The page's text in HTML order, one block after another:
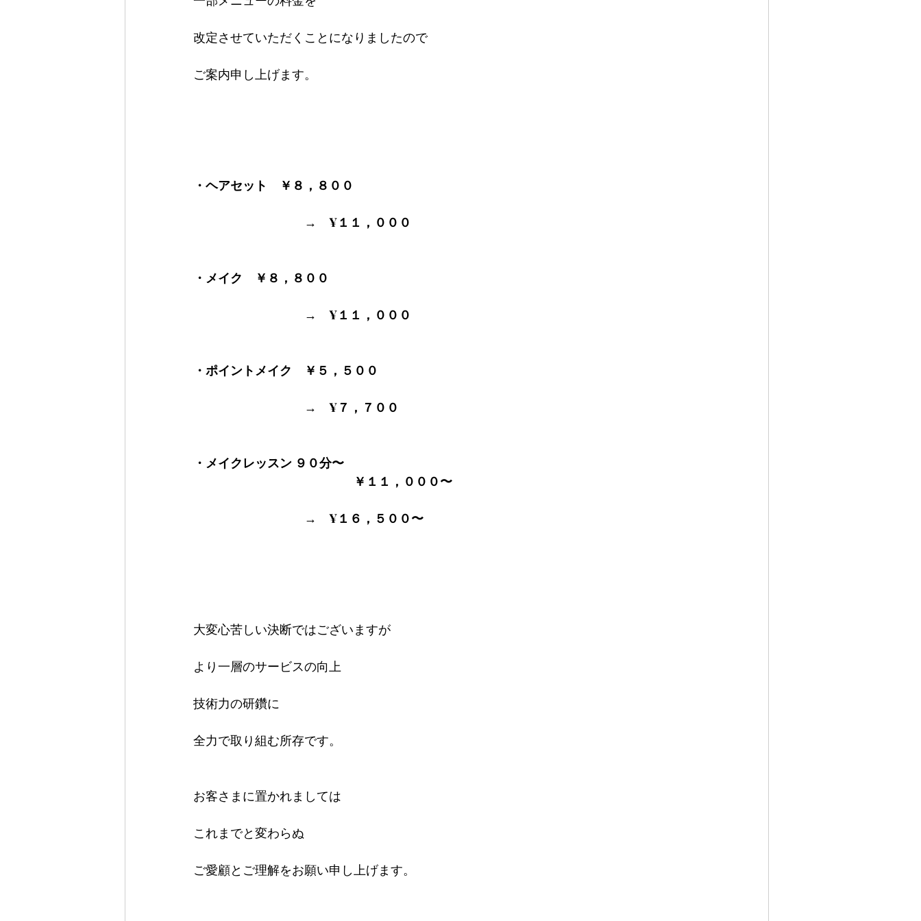
改定させていただくことになりましたので
ご案内申し上げます。
・ヘアセット　￥８，８００
→　¥１１，０００
・メイク　￥８，８００
→　¥１１，０００
・ポイントメイク　￥５，５００
→　¥７，７００
・メイクレッスン ９０分〜
￥１１，０００〜
→　¥１６，５００〜
大変心苦しい決断ではございますが
より一層のサービスの向上
技術力の研鑽に
全力で取り組む所存です。
お客さまに置かれましては
これまでと変わらぬ
ご愛顧とご理解をお願い申し上げます。